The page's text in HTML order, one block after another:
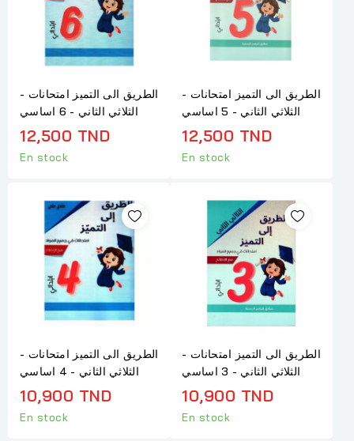
الطريق الى التميز امتحانات -
الثلاثي الثاني - 6 اساسي
12,500 TND
En stock
الطريق الى التميز امتحانات -
الثلاثي الثاني - 5 اساسي
12,500 TND
En stock
الطريق الى التميز امتحانات -
الثلاثي الثاني - 4 اساسي
10,900 TND
En stock
الطريق الى التميز امتحانات -
الثلاثي الثاني - 3 اساسي
10,900 TND
En stock